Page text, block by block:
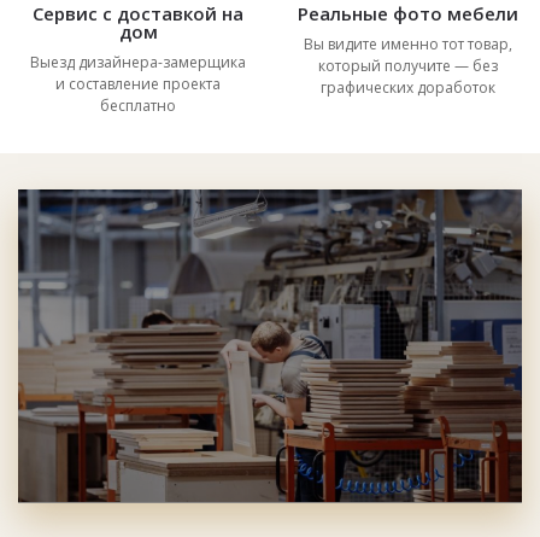
Сервис с доставкой на
дом
Выезд дизайнера-замерщика
и составление проекта
бесплатно
Реальные фото мебели
Вы видите именно тот товар,
который получите — без
графических доработок